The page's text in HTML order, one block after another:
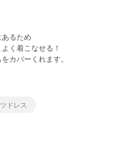
るため
く着こなせる！
カバーくれます。
ドレス